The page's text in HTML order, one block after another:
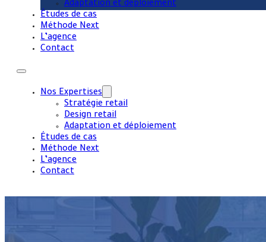
Adaptation et déploiement
Études de cas
Méthode Next
L’agence
Contact
Nos Expertises
Stratégie retail
Design retail
Adaptation et déploiement
Études de cas
Méthode Next
L’agence
Contact